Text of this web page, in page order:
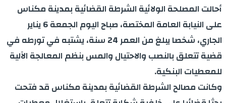
أحالت المصلحة الولائية الشرطة القضائية بمدينة مكناس
على النيابة العامة المختصة، صباح اليوم الجمعة 6 يناير
الجاري، شخصا يبلغ من العمر 24 سنة، يشتبه في تورطه في
قضية تتعلق بالنصب والاحتيال والمس بنظم المعالجة الآلية
للمعطيات البنكية.
وكانت مصالح الشرطة القضائية بمدينة مكناس قد فتحت